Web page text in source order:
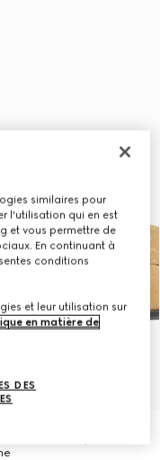
similaires pour
l'utilisation qui en est
et vous permettre de
En continuant à
conditions
et leur utilisation sur
en matière de
DES